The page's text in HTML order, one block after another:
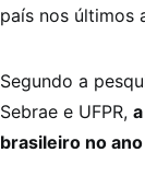
país nos últimos
Segundo a
Sebrae e UFPR,
brasileiro no